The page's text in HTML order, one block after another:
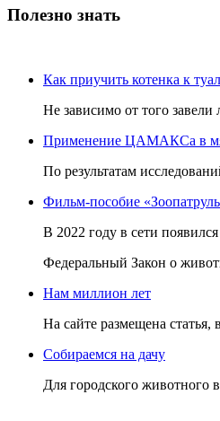
Полезно знать
Как приучить котенка к
Не зависимо от того
Применение ЦАМАКСа в
По результатам
Фильм-пособие
В 2022 году в сети
Федеральный Закон о
Нам миллион лет
На сайте размещена
Собираемся на дачу
Для городского животного